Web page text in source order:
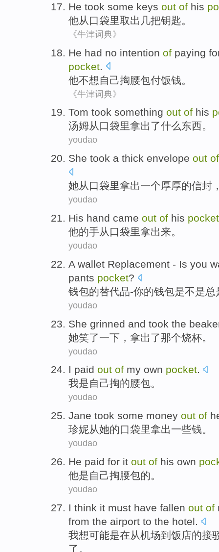
He took some keys out of his
他从 口袋里取出 几把钥匙。
《牛津词典》
He had no intention of paying
pocket
他不想 自己掏腰包付饭钱 。
《牛津词典》
Tom took something out of his
汤姆从 口袋里拿出了什么东西。
youdao
She took a thick envelope out of
她从 口袋里拿出一个厚厚的信封
youdao
His hand came out of his pocket
他的手从口袋里拿出来。
youdao
A wallet Replacement - Is you
pants pocket?
钱包的替代品-你的钱包是不是总
youdao
She grinned and took the
她笑了一下 ， 拿出了那个烧杯。
youdao
I paid out of my own pocket.
我是自己掏的腰包。
youdao
Jane took some money out of
珍妮从她的口袋里拿出一些钱。
youdao
He paid for it out of his own
他是自己掏腰包的。
youdao
I think it must have fallen out of
from the airport to the hotel.
我想可能是在从机场到 饭店的接
了 。